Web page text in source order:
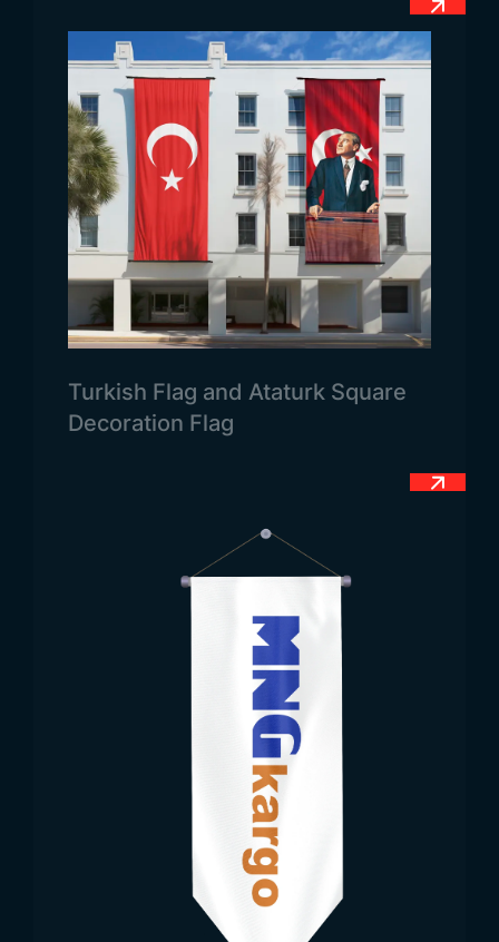
символизирует чистоту, невинность и единство
нации. Жёлтая вертикальная полоса с левой
стороны флага — символ Золотой Орды,
предков казахского народа. Она подчёркивает
связь с историческим прошлым.
В центре флага находится жёлтое солнце,
символизирующее мир и развитие. Оно
передаёт послание о том, что Казахстан —
страна, где люди живут в гармонии. Ниже
солнца изображён парящий орёл — ещё один
распространённый символ у тюркских
Казахстана часто ссылается на тюркские
корни. Орёл символизирует силу, мощь и
Пропорции флага
Казахстана
одинаковыми по размеру, у каждого
государства установлены собственные
официальные пропорции. Это правило
действует и для флага Казахстана. Согласно
конституции, соблюдение этих пропорций
обязательно при изготовлении флагов.
Официальное соотношение сторон флага
Казахстана составляет 1:2. Производство
флагов с отклонением от этого стандарта
может привести к нежелательным
Turkish Flag and Ataturk Square
Decoration Flag